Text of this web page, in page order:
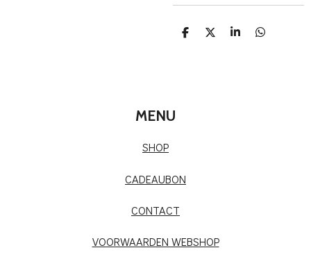
D
D
S
D
MENU
SHOP
CADEAUBON
CONTACT
VOORWAARDEN WEBSHOP